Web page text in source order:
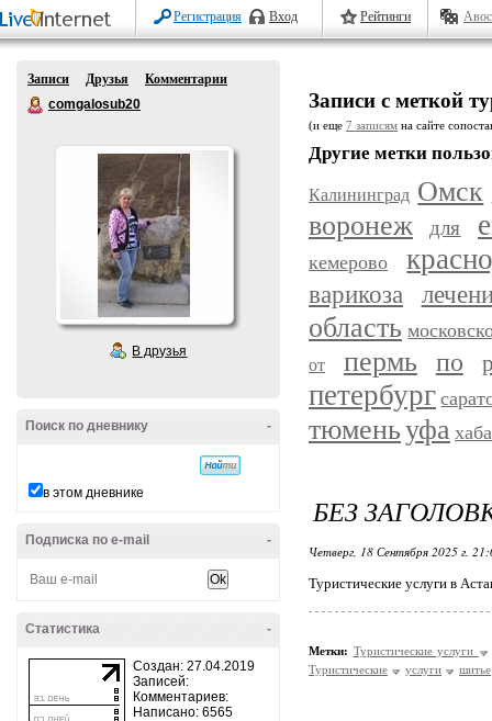
Регистрация Вход Рейтинги
Записи Друзья
Комментарии
comgalosub20
В друзья
-
Поиск по дневнику
в этом дневнике
-
Подписка по e-mail
-
Статистика
Создан: 27.04.2019
Записей:
Комментариев:
Написано: 6565
Записи с меткой
(и еще 7 записям на сайте
Другие метки
Калининград Омск
воронеж для
кемерово
варикоза
область
от пермь по
петербург
тюменьуфа
БЕЗ
Четверг, 18 Сентября 2025 г.
Туристические услуги в
Метки: Туристические услуги
Туристические
услуги шитье